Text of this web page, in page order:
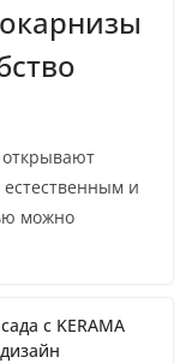
и
можно
с KERAMA